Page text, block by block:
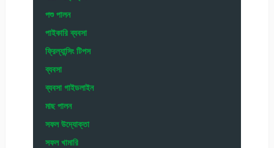
পশু পালন
পাইকারি ব্যবসা
ফ্রিল্যান্সিং টিপস
ব্যবসা
ব্যবসা গাইডলাইন
মাছ পালন
সফল উদ্যোক্তা
সফল খামারি